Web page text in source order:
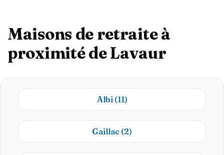
Maisons de retraite à
proximité de Lavaur
Albi (11)
Gaillac (2)